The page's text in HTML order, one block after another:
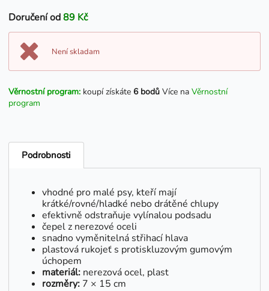
Doručení od89 Kč
Není skladam
Věrnostní program: koupí získáte 6 bodů Více na Věrnostní
program
Podrobnosti
vhodné pro malé psy, kteří mají
krátké/rovné/hladké nebo drátěné chlupy
efektivně odstraňuje vylínalou podsadu
čepel z nerezové oceli
snadno vyměnitelná střihací hlava
plastová rukojeť s protiskluzovým gumovým
úchopem
materiál: nerezová ocel, plast
rozměry: 7 × 15 cm